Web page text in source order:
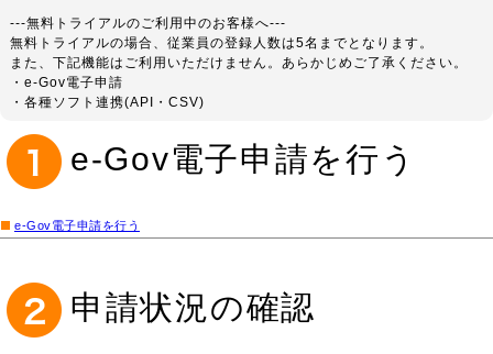
---無料トライアルのご利用中のお客様へ---
無料トライアルの場合、従業員の登録人数は5名までとなります。
また、下記機能はご利用いただけません。あらかじめご了承ください。
・e-Gov電子申請
・各種ソフト連携(API・CSV)
e-Gov電子申請を行う
e-Gov電子申請を行う
申請状況の確認